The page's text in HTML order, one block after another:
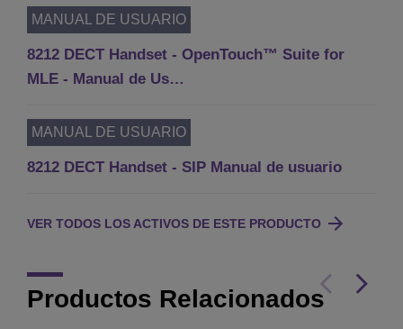
MANUAL DE USUARIO
8212 DECT Handset - OpenTouch™ Suite for
MLE - Manual de Us…
MANUAL DE USUARIO
8212 DECT Handset - SIP Manual de usuario
VER TODOS LOS ACTIVOS DE ESTE PRODUCTO
Productos Relacionados